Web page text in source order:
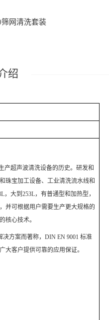
筛网清洗套装
绍
产超声波清洗设备的历史。研发和
珠宝加工设备、工业清洗流水线和
，大到253L，有普通型和加热型，
并可根据用户需要生产更大规格的
核心技术。
决方案而著称，DIN EN 9001标准
大客户提供可靠的应用保证。